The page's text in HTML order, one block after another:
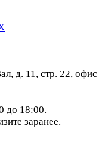
д. 11, стр. 22, офис
до 18:00.
заранее.